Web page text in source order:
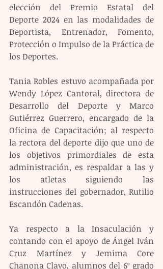
elección del Premio Estatal del
Deporte 2024 en las modalidades de
Deportista, Entrenador, Fomento,
Protección o Impulso de la Práctica de
los Deportes.
Tania Robles estuvo acompañada por
Wendy López Cantoral, directora de
Desarrollo del Deporte y Marco
Gutiérrez Guerrero, encargado de la
Oficina de Capacitación; al respecto
la rectora del deporte dijo que uno de
los objetivos primordiales de esta
administración, es respaldar a las y
los atletas siguiendo las
instrucciones del gobernador, Rutilio
Escandón Cadenas.
Ya respecto a la Insaculación y
contando con el apoyo de Ángel Iván
Cruz Martínez y Jemima Core
Chanona Clavo, alumnos del 6º grado